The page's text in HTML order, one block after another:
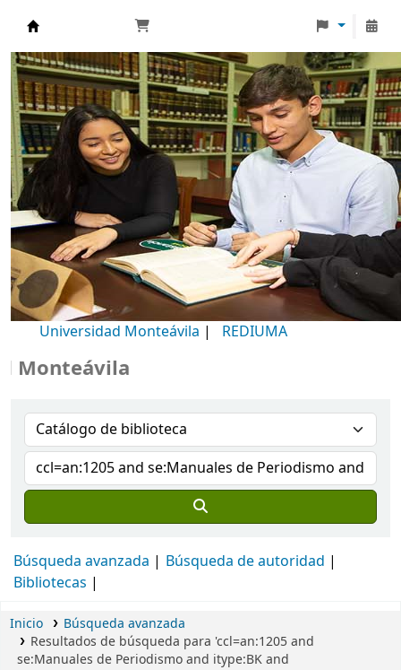
Biblioteca Universidad Monteávila
Universidad Monteávila | REDIUMA
Búsqueda avanzada
Búsqueda de autoridad
Bibliotecas
Inicio
Búsqueda avanzada
Resultados de búsqueda para 'ccl=an:1205 and
se:Manuales de Periodismo and itype:BK and